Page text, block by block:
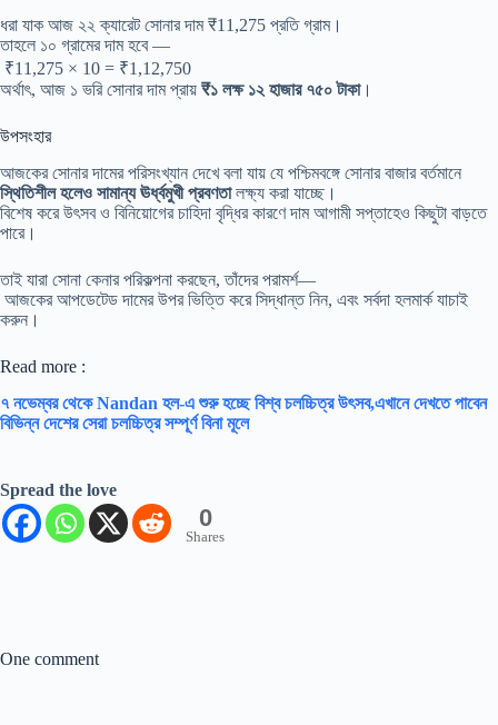
ধরা যাক আজ ২২ ক্যারেট সোনার দাম ₹11,275 প্রতি গ্রাম।
তাহলে ১০ গ্রামের দাম হবে —
₹11,275 × 10 = ₹1,12,750
অর্থাৎ, আজ ১ ভরি সোনার দাম প্রায় ₹১ লক্ষ ১২ হাজার ৭৫০ টাকা।
উপসংহার
আজকের সোনার দামের পরিসংখ্যান দেখে বলা যায় যে পশ্চিমবঙ্গে সোনার বাজার বর্তমানে
স্থিতিশীল হলেও সামান্য ঊর্ধ্বমুখী প্রবণতালক্ষ্য করা যাচ্ছে।
বিশেষ করে উৎসব ও বিনিয়োগের চাহিদা বৃদ্ধির কারণে দাম আগামী সপ্তাহেও কিছুটা বাড়তে
পারে।
তাই যারা সোনা কেনার পরিকল্পনা করছেন, তাঁদের পরামর্শ—
আজকের আপডেটেড দামের উপর ভিত্তি করে সিদ্ধান্ত নিন, এবং সর্বদা হলমার্ক যাচাই
করুন।
Read more :
৭ নভেম্বর থেকে Nandan হল-এ শুরু হচ্ছে বিশ্ব চলচ্চিত্র উৎসব,এখানে দেখতে পাবেন
বিভিন্ন দেশের সেরা চলচ্চিত্র সম্পূর্ণ বিনা মূলে
Spread the love
0
Shares
One comment